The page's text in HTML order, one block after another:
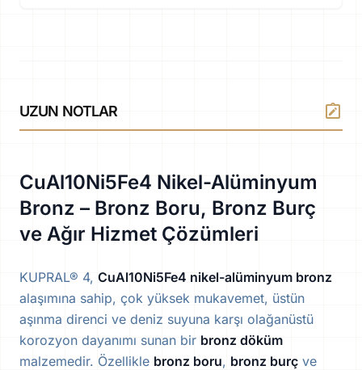
UZUN NOTLAR note_alt
CuAl10Ni5Fe4 Nikel-Alüminyum
Bronz – Bronz Boru, Bronz Burç
ve Ağır Hizmet Çözümleri
KUPRAL® 4, CuAl10Ni5Fe4 nikel-alüminyum bronz
alaşımına sahip, çok yüksek mukavemet, üstün
aşınma direnci ve deniz suyuna karşı olağanüstü
korozyon dayanımı sunan bir bronz döküm
malzemedir. Özellikle bronz boru, bronz burç ve